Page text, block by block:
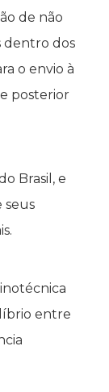
de não
dentro dos
o envio à
posterior
Brasil, e
seus
entre